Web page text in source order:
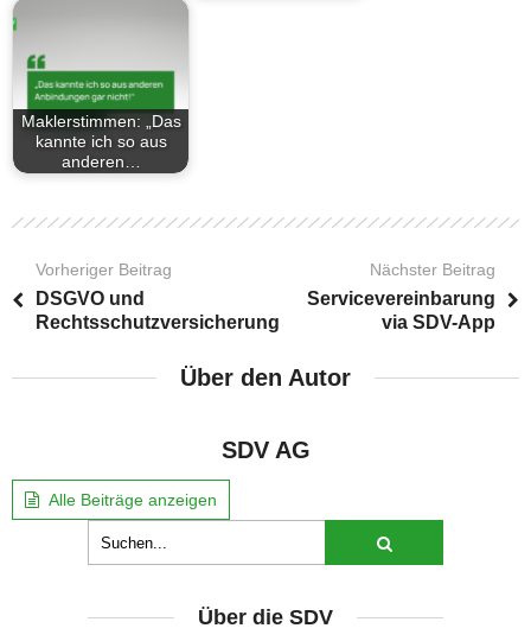
Maklerstimmen: „Das
kannte ich so aus
anderen…
Vorheriger Beitrag
DSGVO und
Rechtsschutzversicherung
Nächster Beitrag
Servicevereinbarung
via SDV-App
Über den Autor
SDV AG
Alle Beiträge anzeigen
Über die SDV